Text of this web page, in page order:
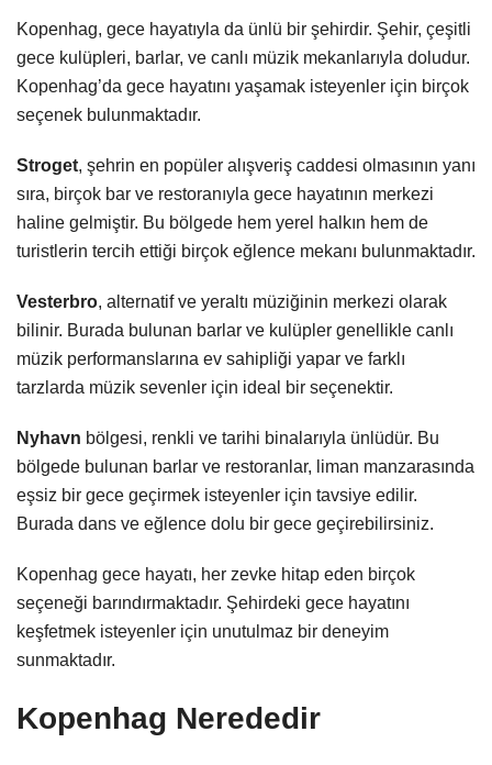
Kopenhag, gece hayatıyla da ünlü bir şehirdir. Şehir, çeşitli
gece kulüpleri, barlar, ve canlı müzik mekanlarıyla doludur.
Kopenhag’da gece hayatını yaşamak isteyenler için birçok
seçenek bulunmaktadır.
Stroget, şehrin en popüler alışveriş caddesi olmasının yanı
sıra, birçok bar ve restoranıyla gece hayatının merkezi
haline gelmiştir. Bu bölgede hem yerel halkın hem de
turistlerin tercih ettiği birçok eğlence mekanı bulunmaktadır.
Vesterbro, alternatif ve yeraltı müziğinin merkezi olarak
bilinir. Burada bulunan barlar ve kulüpler genellikle canlı
müzik performanslarına ev sahipliği yapar ve farklı
tarzlarda müzik sevenler için ideal bir seçenektir.
Nyhavn bölgesi, renkli ve tarihi binalarıyla ünlüdür. Bu
bölgede bulunan barlar ve restoranlar, liman manzarasında
eşsiz bir gece geçirmek isteyenler için tavsiye edilir.
Burada dans ve eğlence dolu bir gece geçirebilirsiniz.
Kopenhag gece hayatı, her zevke hitap eden birçok
seçeneği barındırmaktadır. Şehirdeki gece hayatını
keşfetmek isteyenler için unutulmaz bir deneyim
sunmaktadır.
Kopenhag Nerededir